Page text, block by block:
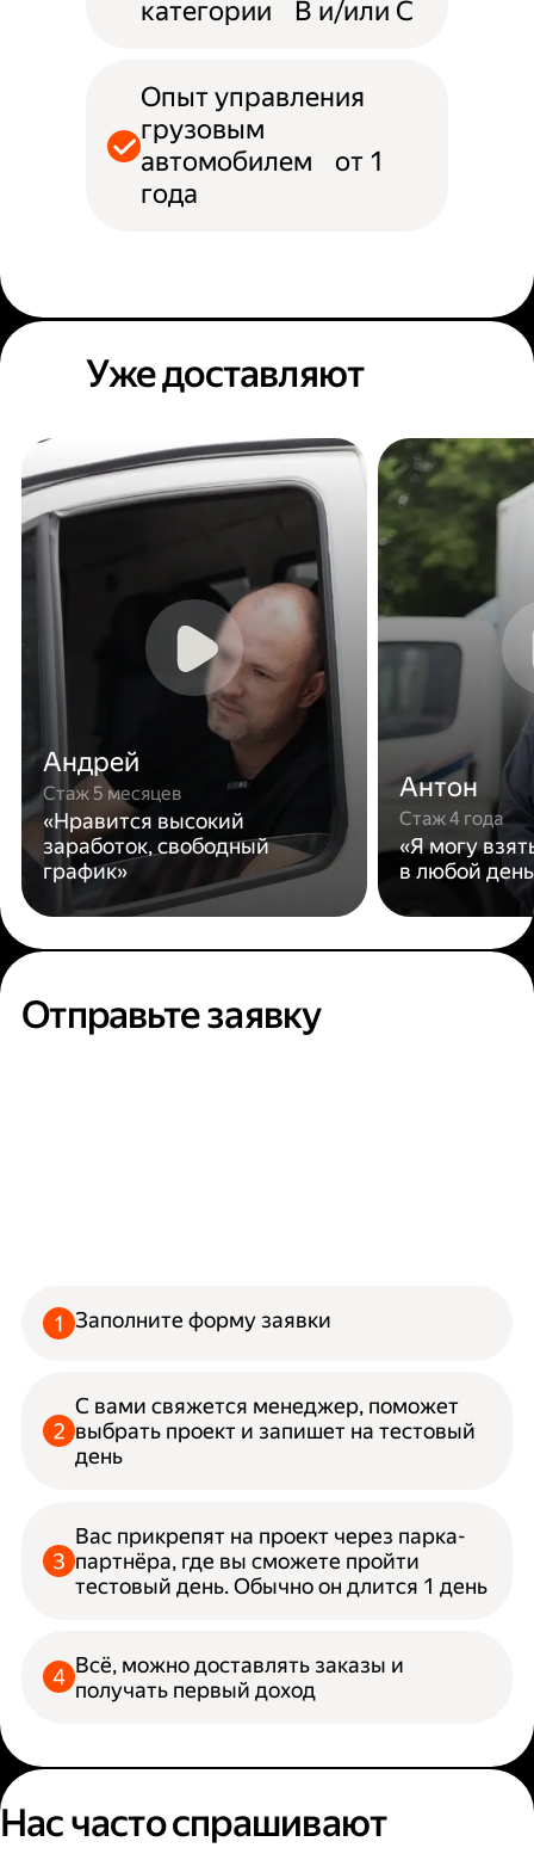
категории B и/или С
Опыт управления
грузовым
автомобилем от 1
года
Уже доставляют
Андрей
Стаж 5 месяцев
«Нравится высокий
заработок, свободный
график»
Антон
Стаж 4 года
«Я могу
в любой
Отправьте заявку
Заполните форму заявки
С вами свяжется менеджер, поможет
выбрать проект и запишет на тестовый
день
Вас прикрепят на проект через парка-
партнёра, где вы сможете пройти
тестовый день. Обычно он длится 1 день
Всё, можно доставлять заказы и
получать первый доход
Нас часто спрашивают